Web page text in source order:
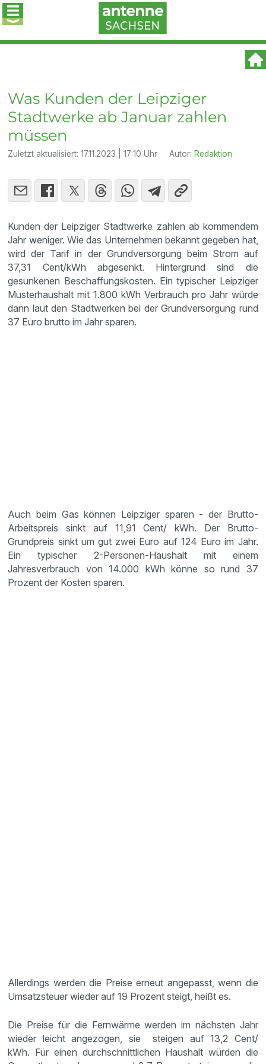
Was Kunden der Leipziger
Stadtwerke ab Januar zahlen
müssen
Zuletzt aktualisiert:17.11.2023 | 17:10 Uhr Autor: Redaktion
Kunden der Leipziger Stadtwerke zahlen ab kommendem
Jahr weniger. Wie das Unternehmen bekannt gegeben hat,
wird der Tarif in der Grundversorgung beim Strom auf
37,31 Cent/kWh abgesenkt. Hintergrund sind die
gesunkenen Beschaffungskosten. Ein typischer Leipziger
Musterhaushalt mit 1.800 kWh Verbrauch pro Jahr würde
dann laut den Stadtwerken bei der Grundversorgung rund
37 Euro brutto im Jahr sparen.
Auch beim Gas können Leipziger sparen - der Brutto-
Arbeitspreis sinkt auf 11,91 Cent/ kWh. Der Brutto-
Grundpreis sinkt um gut zwei Euro auf 124 Euro im Jahr.
Ein typischer 2-Personen-Haushalt mit einem
Jahresverbrauch von 14.000 kWh könne so rund 37
Prozent der Kosten sparen.
Allerdings werden die Preise erneut angepasst, wenn die
Umsatzsteuer wieder auf 19 Prozent steigt, heißt es.
Die Preise für die Fernwärme werden im nächsten Jahr
wieder leicht angezogen, sie steigen auf 13,2 Cent/
kWh. Für einen durchschnittlichen Haushalt würden die